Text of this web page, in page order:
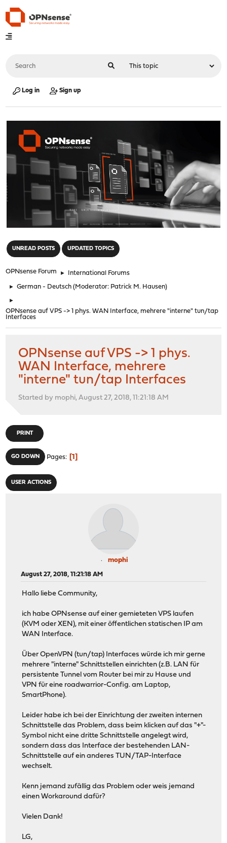
Log in Sign up
UNREAD POSTS UPDATED TOPICS
OPNsense Forum ► International Forums
► German - Deutsch (Moderator: Patrick M. Hausen)
►
OPNsense auf VPS -> 1 phys. WAN Interface, mehrere "interne" tun/tap
Interfaces
OPNsense auf VPS -> 1 phys.
WAN Interface, mehrere
"interne" tun/tap Interfaces
Started by mophi, August 27, 2018, 11:21:18 AM
PRINT
GO DOWN Pages 1
USER ACTIONS
mophi
August 27, 2018, 11:21:18 AM
Hallo liebe Community,
ich habe OPNsense auf einer gemieteten VPS laufen
(KVM oder XEN), mit einer öffentlichen statischen IP am
WAN Interface.
Über OpenVPN (tun/tap) Interfaces würde ich mir gerne
mehrere "interne" Schnittstellen einrichten (z.B. LAN für
persistente Tunnel vom Router bei mir zu Hause und
VPN für eine roadwarrior-Config. am Laptop,
SmartPhone).
Leider habe ich bei der Einrichtung der zweiten internen
Schnittstelle das Problem, dass beim klicken auf das "+"-
Symbol nicht eine dritte Schnittstelle angelegt wird,
sondern dass das Interface der bestehenden LAN-
Schnittstelle auf ein anderes TUN/TAP-Interface
wechselt.
Kenn jemand zufällig das Problem oder weis jemand
einen Workaround dafür?
Vielen Dank!
LG,